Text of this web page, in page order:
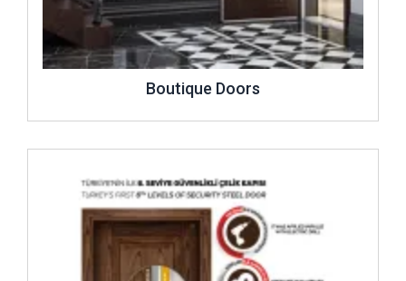
les plus récentes et les plus avancées.
Kale Kilit est engagée dans la fabrication d'installations qui
fournissent une vie sûre et sécurisée au consommateur
acier, des coffres-forts en acier, des portes coupe-feu et
des capuchons de puits.
Boutique Doors